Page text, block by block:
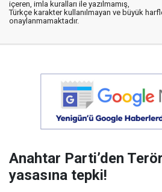
içeren, imla kuralları ile yazılmamış,
Türkçe karakter kullanılmayan ve büyük
onaylanmamaktadır.
Anahtar Parti’den
yasasına tepki!